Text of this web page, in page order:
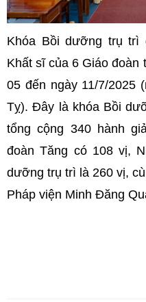
Khóa Bồi dưỡng trụ trì
Khất sĩ của 6 Giáo
05 đến ngày 11/7/2025
Tỵ). Đây là khóa Bồi
tổng cộng 340 hành
đoàn Tăng có 108 vị,
dưỡng trụ trì là 260 vị,
Pháp viện Minh Đăng